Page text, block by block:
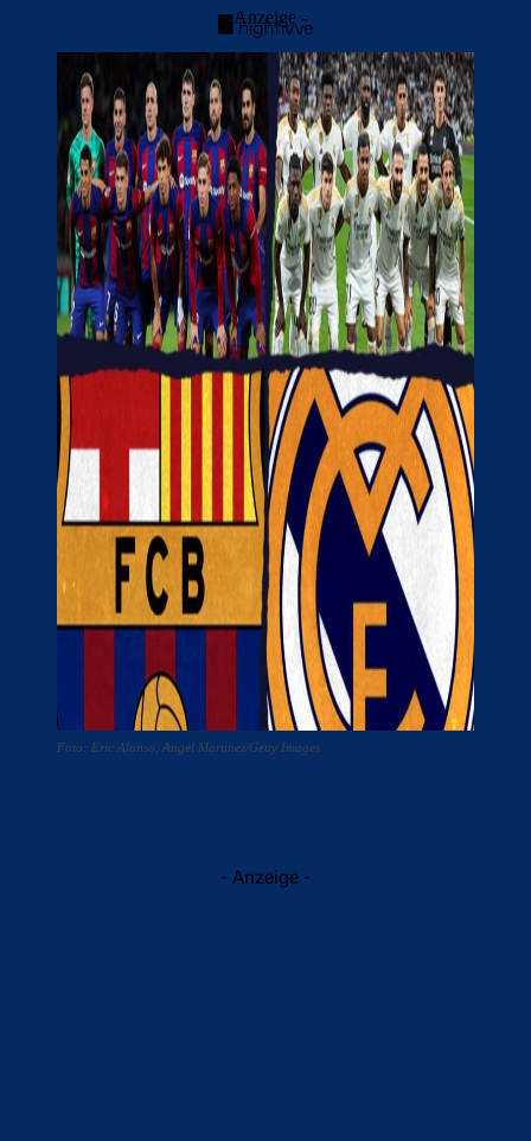
- Anzeige -
Foto: Eric Alonso, Angel Martinez/Getty Images
- Anzeige -